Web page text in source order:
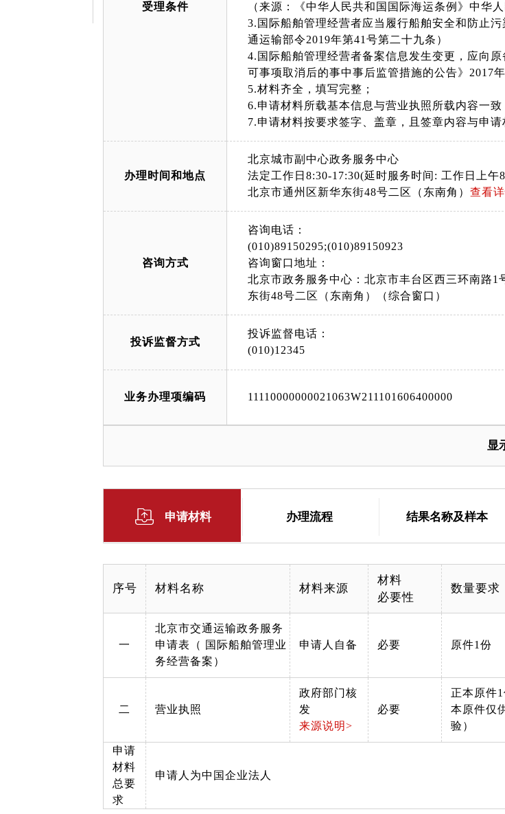
受理条件
（来源：《中华人民共和国国际海运条例》中华
3.国际船舶管理经营者应当履行船舶安全和防止
通运输部令2019年第41号第二十九条）
4.国际船舶管理经营者备案信息发生变更，应向
可事项取消后的事中事后监管措施的公告》2017
5.材料齐全，填写完整；
6.申请材料所载基本信息与营业执照所载内容一致
7.申请材料按要求签字、盖章，且签章内容与申
办理时间和地点
北京城市副中心政务服务中心
法定工作日8:30-17:30(延时服务时间: 工作日上
北京市通州区新华东街48号二区（东南角） 查看
咨询方式
咨询电话：
(010)89150295;(010)89150923
咨询窗口地址：
北京市政务服务中心：北京市丰台区西三环南路
东街48号二区（东南角）（综合窗口）
投诉监督方式
投诉监督电话：
(010)12345
业务办理项编码 11110000000021063W211101606400000
显
申请材料 办理流程 结果名称及样本
序号 材料名称 材料来源
材料
必要性
数量要求
一
北京市交通运输政务服务
申请表（ 国际船舶管理业
务经营备案）
申请人自备 必要 原件1份
二 营业执照
政府部门核
发
来源说明>
必要
正本原件
本原件仅
验）
申请
材料
总要
求
申请人为中国企业法人